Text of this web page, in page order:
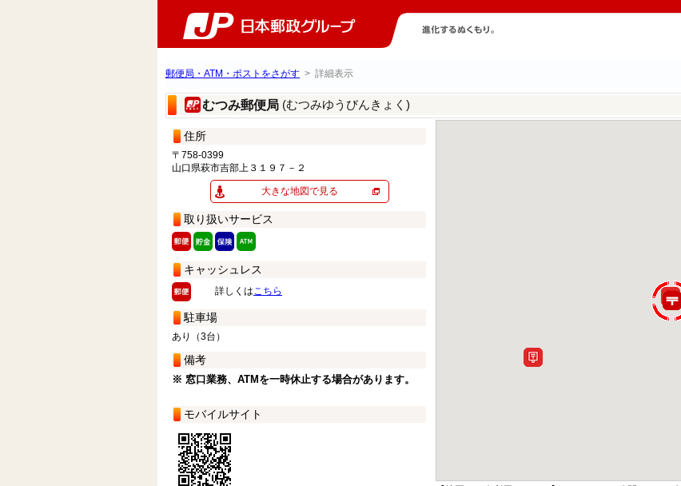
郵便局・ATM・ポストをさがす > 詳細表示
むつみ郵便局 (むつみゆうびんきょく)
住所
〒758-0399
山口県萩市吉部上３１９７－２
大きな地図で見る
取り扱いサービス
キャッシュレス
詳しくはこちら
駐車場
あり（3台）
備考
※ 窓口業務、ATMを一時休止する場合があります。
モバイルサイト